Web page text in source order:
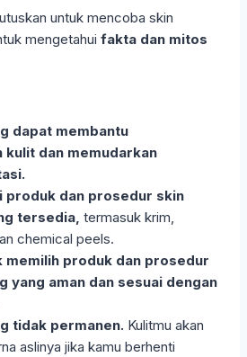
untuk mencoba skin
mengetahui fakta dan mitos
dapat membantu
kulit dan memudarkan
produk dan prosedur skin
tersedia, termasuk krim,
chemical peels.
memilih produk dan prosedur
yang aman dan sesuai dengan
tidak permanen. Kulitmu akan
aslinya jika kamu berhenti